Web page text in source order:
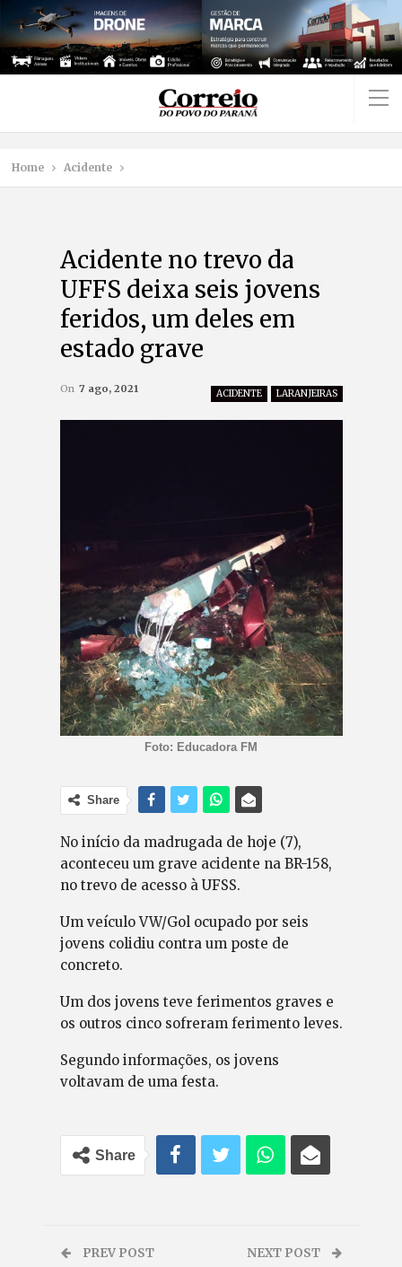
Home Acidente
Acidente no trevo da
UFFS deixa seis jovens
feridos, um deles em
estado grave
ACIDENTE LARANJEIRAS
On 7 ago, 2021
Foto: Educadora FM
Share
No início da madrugada de hoje (7),
aconteceu um grave acidente na BR-158,
no trevo de acesso à UFSS.
Um veículo VW/Gol ocupado por seis
jovens colidiu contra um poste de
concreto.
Um dos jovens teve ferimentos graves e
os outros cinco sofreram ferimento leves.
Segundo informações, os jovens
voltavam de uma festa.
Share
PREV POST NEXT POST